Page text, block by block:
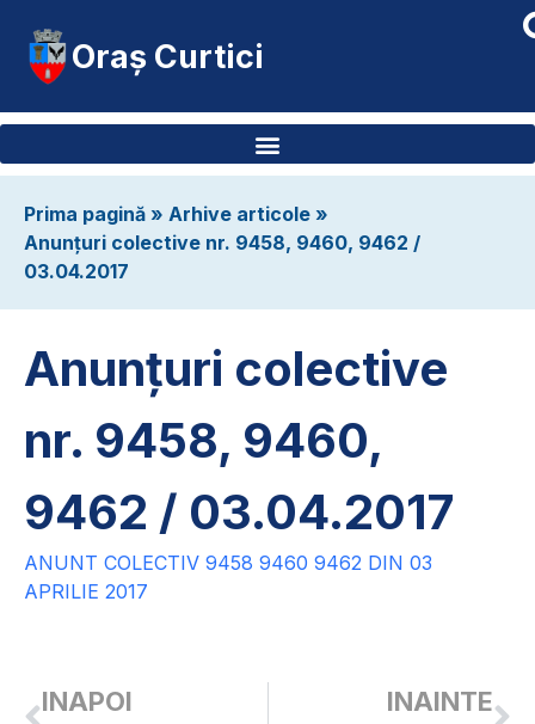
Oraș Curtici
Prima pagină » Arhive articole »
Anunțuri colective nr. 9458, 9460, 9462 /
03.04.2017
Anunțuri colective
nr. 9458, 9460,
9462 / 03.04.2017
ANUNT COLECTIV 9458 9460 9462 DIN 03
APRILIE 2017
INAPOI INAINTE